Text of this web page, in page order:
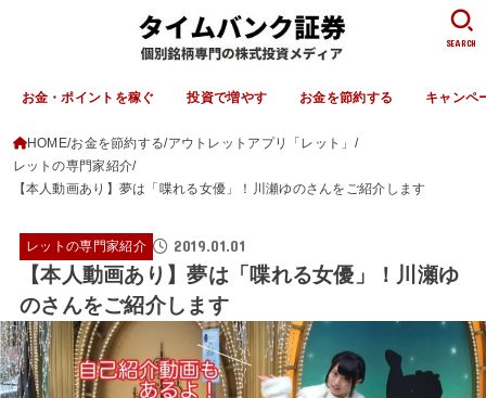
お金・ポイントを稼ぐ 投資で増やす お金を節約する キャンペ
SEARCH
HOME お金を節約する アウトレットアプリ「レット」
レットの専門家紹介
【本人動画あり】夢は「喋れる女優」！川瀬ゆのさんをご紹介します
レットの専門家紹介 2019.01.01
【本人動画あり】夢は「喋れる女優」！川瀬ゆ
のさんをご紹介します